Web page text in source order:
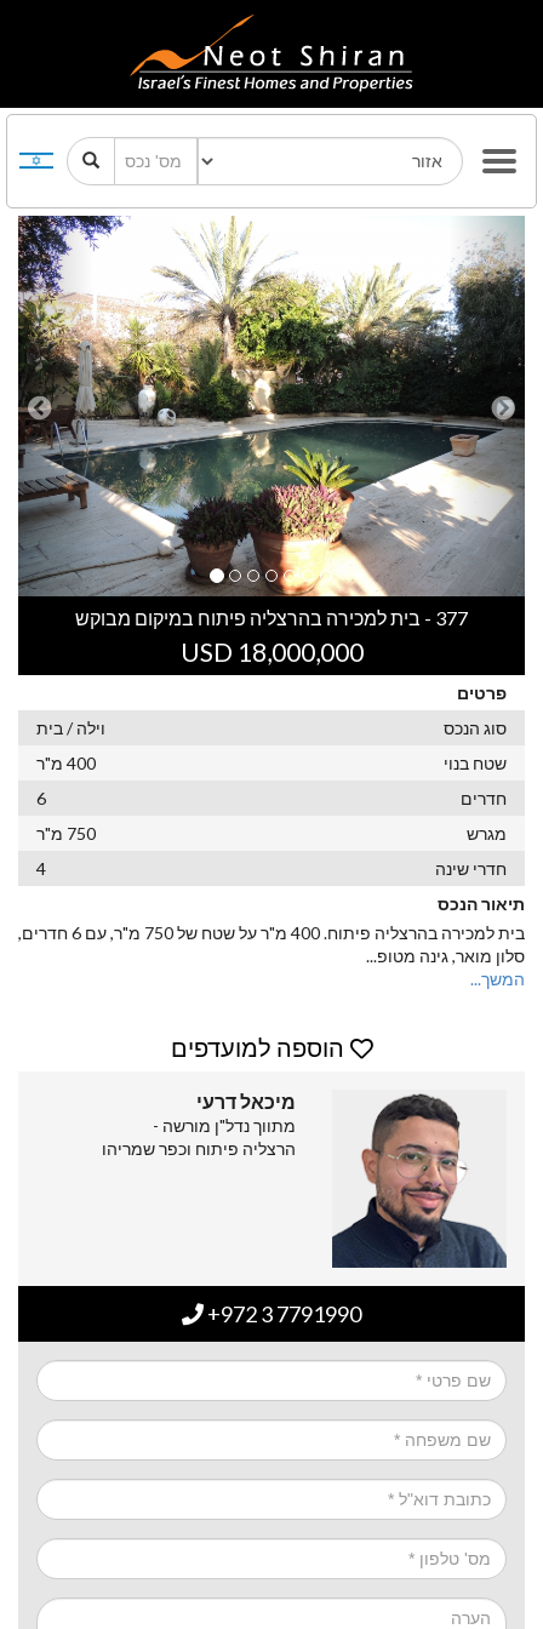
Previous Next
377 - בית למכירה בהרצליה פיתוח במיקום מבוקש
USD 18,000,000
פרטים
סוג הנכס
וילה / בית
שטח בנוי
400 מ"ר
חדרים
6
מגרש
750 מ"ר
חדרי שינה
4
תיאור הנכס
בית למכירה בהרצליה פיתוח. 400 מ"ר על שטח של 750 מ"ר, עם 6 חדרים,
סלון מואר, גינה מטופ...
המשך...
הוספה למועדפים
מיכאל דרעי
מתווך נדל"ן מורשה -
הרצליה פיתוח וכפר שמריהו
+972 3 7791990